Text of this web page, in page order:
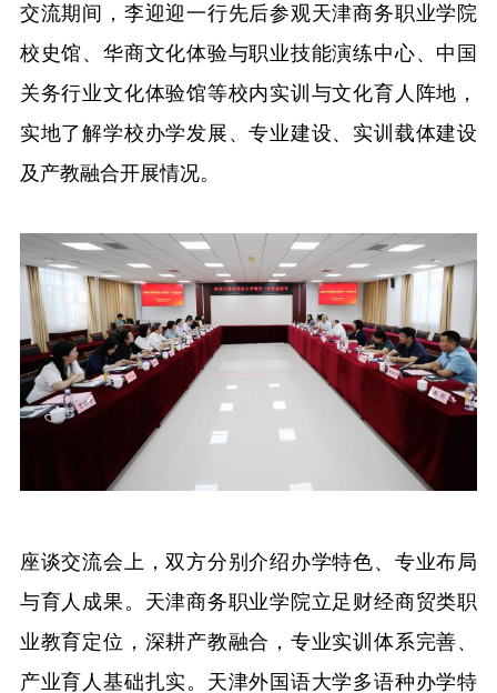
交流期间，李迎迎一行先后参观天津商务职业学院
校史馆、华商文化体验与职业技能演练中心、中国
关务行业文化体验馆等校内实训与文化育人阵地，
实地了解学校办学发展、专业建设、实训载体建设
及产教融合开展情况。
座谈交流会上，双方分别介绍办学特色、专业布局
与育人成果。天津商务职业学院立足财经商贸类职
业教育定位，深耕产教融合，专业实训体系完善、
产业育人基础扎实。天津外国语大学多语种办学特